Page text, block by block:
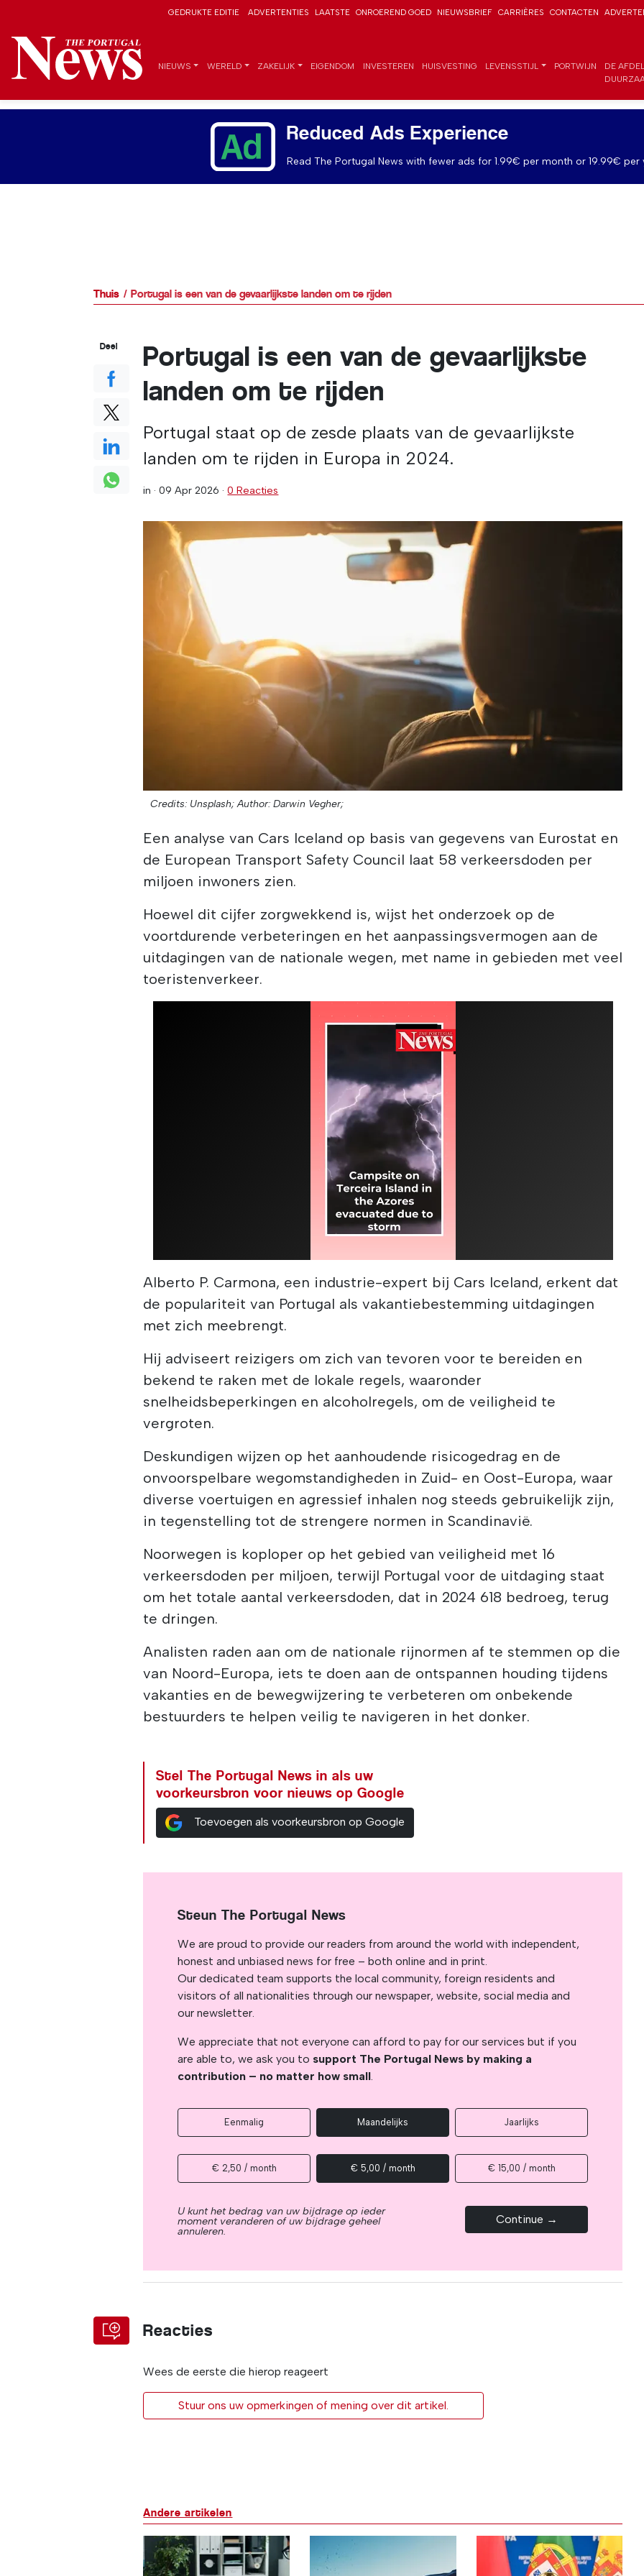
GEDRUKTE EDITIE ADVERTENTIES LAATSTE ONROEREND GOED NIEUWSBRIEF CARRIÈRES CONTACTEN
NIEUWS WERELD ZAKELIJK EIGENDOM INVESTEREN HUISVESTING LEVENSSTIJL PORTWIJN
DE
Reduced Ads Experience
Read The Portugal News with fewer ads for 1.99€ per month or 19.99€ per
Thuis Portugal is een van de gevaarlijkste landen om te rijden
Portugal is een van de gevaarlijkste
landen om te rijden
Portugal staat op de zesde plaats van de gevaarlijkste
landen om te rijden in Europa in 2024.
in ·09 Apr 2026 ·0 Reacties
Credits: Unsplash; Author: Darwin Vegher;
Een analyse van Cars Iceland op basis van gegevens van Eurostat en
de European Transport Safety Council laat 58 verkeersdoden per
miljoen inwoners zien.
Hoewel dit cijfer zorgwekkend is, wijst het onderzoek op de
voortdurende verbeteringen en het aanpassingsvermogen aan de
uitdagingen van de nationale wegen, met name in gebieden met veel
toeristenverkeer.
Alberto P. Carmona, een industrie-expert bij Cars Iceland, erkent dat
de populariteit van Portugal als vakantiebestemming uitdagingen
met zich meebrengt.
Hij adviseert reizigers om zich van tevoren voor te bereiden en
bekend te raken met de lokale regels, waaronder
snelheidsbeperkingen en alcoholregels, om de veiligheid te
vergroten.
Deskundigen wijzen op het aanhoudende risicogedrag en de
onvoorspelbare wegomstandigheden in Zuid- en Oost-Europa, waar
diverse voertuigen en agressief inhalen nog steeds gebruikelijk zijn,
in tegenstelling tot de strengere normen in Scandinavië.
Noorwegen is koploper op het gebied van veiligheid met 16
verkeersdoden per miljoen, terwijl Portugal voor de uitdaging staat
om het totale aantal verkeersdoden, dat in 2024 618 bedroeg, terug
te dringen.
Analisten raden aan om de nationale rijnormen af te stemmen op die
van Noord-Europa, iets te doen aan de ontspannen houding tijdens
vakanties en de bewegwijzering te verbeteren om onbekende
bestuurders te helpen veilig te navigeren in het donker.
Stel The Portugal News in als uw
voorkeursbron voor nieuws op Google
Toevoegen als voorkeursbron op Google
Deel
Steun The Portugal News
We are proud to provide our readers from around the world with independent,
honest and unbiased news for free – both online and in print.
Our dedicated team supports the local community, foreign residents and
visitors of all nationalities through our newspaper, website, social media and
our newsletter.
We appreciate that not everyone can afford to pay for our services but if you
are able to, we ask you to support The Portugal News by making a
contribution – no matter how small.
Eenmalig Maandelijks Jaarlijks
€ 2,50 / month € 5,00 / month € 15,00 / month
U kunt het bedrag van uw bijdrage op ieder
moment veranderen of uw bijdrage geheel
annuleren.
Continue →
Reacties
Wees de eerste die hierop reageert
Stuur ons uw opmerkingen of mening over dit artikel.
Andere artikelen